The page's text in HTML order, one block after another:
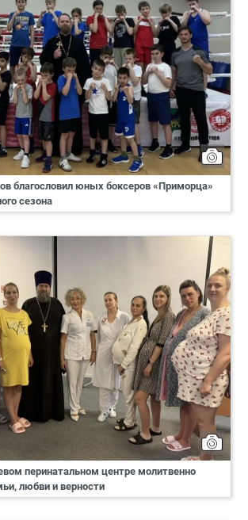
благословил юных боксеров «Приморца»
сезона
перинатальном центре молитвенно
любви и верности